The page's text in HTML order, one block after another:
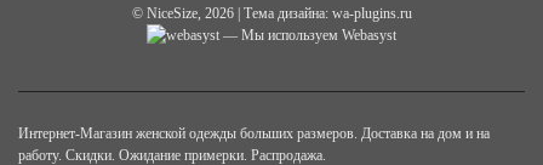
© NiceSize, 2026 | Тема дизайна: wa-plugins.ru
— Мы используем Webasyst
Интернет-Магазин женской одежды больших размеров. Доставка на дом и на
работу. Скидки. Ожидание примерки. Распродажа.